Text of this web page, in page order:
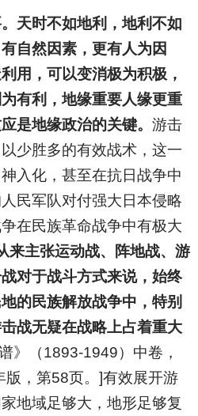
天时不如地利，地利不如
自然因素，更有人为因
用，可以变消极为积极，
有利，地缘重要人缘更重
是地缘政治的关键。 游击
少胜多的有效战术，这一
入化，甚至在抗日战争中
民军队对付强大日本侵略
在民族革命战争中有极大
来主张运动战、阵地战、游
对于战斗方式来说，始终
的民族解放战争中，特别
战无疑在战略上占着重大
》（1893-1949）中卷，
，第58页。]有效展开游
地域足够大，地形足够复